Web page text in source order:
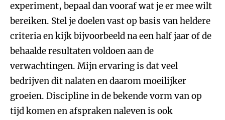
experiment, bepaal dan vooraf wat je er mee wilt
bereiken. Stel je doelen vast op basis van heldere
criteria en kijk bijvoorbeeld na een half jaar of de
behaalde resultaten voldoen aan de
verwachtingen. Mijn ervaring is dat veel
bedrijven dit nalaten en daarom moeilijker
groeien. Discipline in de bekende vorm van op
tijd komen en afspraken naleven is ook